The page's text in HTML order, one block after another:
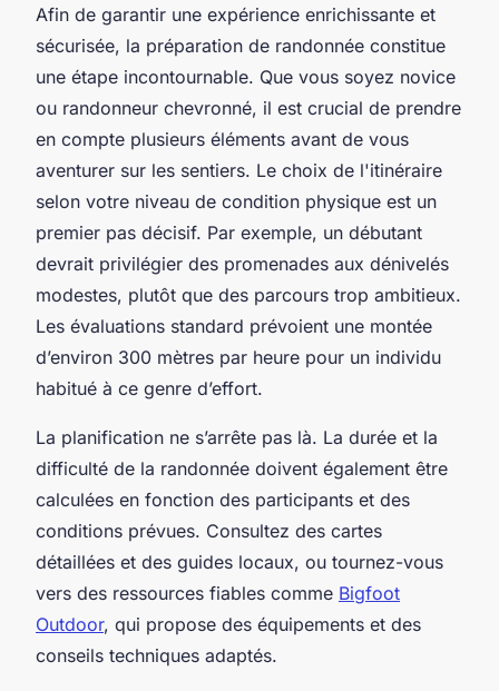
Afin de garantir une expérience enrichissante et
sécurisée, la préparation de randonnée constitue
une étape incontournable. Que vous soyez novice
ou randonneur chevronné, il est crucial de prendre
en compte plusieurs éléments avant de vous
aventurer sur les sentiers. Le choix de l'itinéraire
selon votre niveau de condition physique est un
premier pas décisif. Par exemple, un débutant
devrait privilégier des promenades aux dénivelés
modestes, plutôt que des parcours trop ambitieux.
Les évaluations standard prévoient une montée
d’environ 300 mètres par heure pour un individu
habitué à ce genre d’effort.
La planification ne s’arrête pas là. La durée et la
difficulté de la randonnée doivent également être
calculées en fonction des participants et des
conditions prévues. Consultez des cartes
détaillées et des guides locaux, ou tournez-vous
vers des ressources fiables comme Bigfoot
Outdoor, qui propose des équipements et des
conseils techniques adaptés.